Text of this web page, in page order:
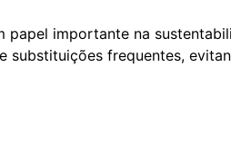
papel importante na
substituições frequentes,